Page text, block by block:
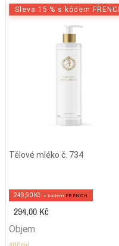
Sleva 15 % s kódem
Tělové mléko č. 734
249,90 Kč z kodem FRENCH
294,00 Kč
Objem